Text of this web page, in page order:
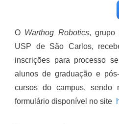
O Warthog Robotics, grupo
USP de São Carlos,
inscrições para processo
alunos de graduação e
cursos do campus, sendo
formulário disponível no site